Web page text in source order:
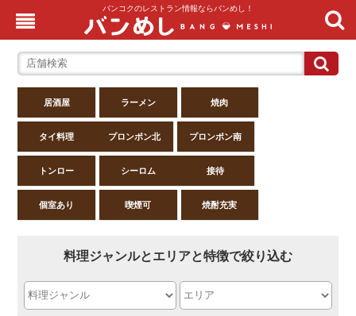
バンコクのレストラン情報ならバンめし！
居酒屋 ラーメン 焼肉
タイ料理 プロンポン北 プロンポン南
トンロー シーロム 接待
個室あり 喫煙可 焼酎充実
料理ジャンルとエリアと特徴で絞り込む